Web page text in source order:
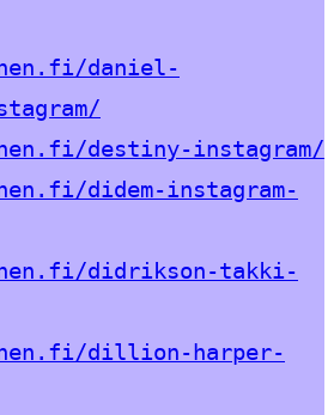
daniel-
destiny-instagram/
didem-instagram-
didrikson-takki-
dillion-harper-